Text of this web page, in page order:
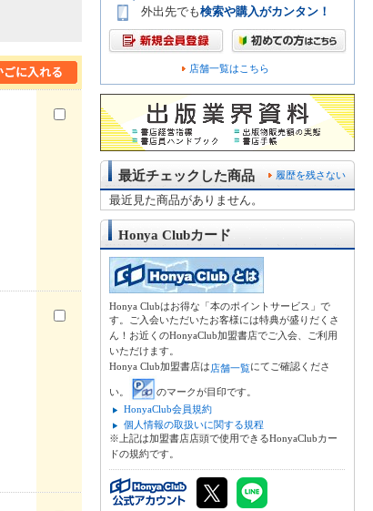
外出先でも検索や購入がカンタン！
店舗一覧はこちら
履歴を残さない
最近チェックした商品
最近見た商品がありません。
Honya Clubカード
Honya Clubはお得な「本のポイントサービス」で
す。ご入会いただいたお客様には特典が盛りだくさ
ん！お近くのHonyaClub加盟書店でご入会、ご利用
いただけます。
Honya Club加盟書店は店舗一覧にてご確認くださ
い。
のマークが目印です。
HonyaClub会員規約
個人情報の取扱いに関する規程
※上記は加盟書店店頭で使用できるHonyaClubカー
ドの規約です。